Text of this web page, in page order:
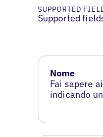
SUPPORTED
Supported
Nome
Fai sapere
indicando